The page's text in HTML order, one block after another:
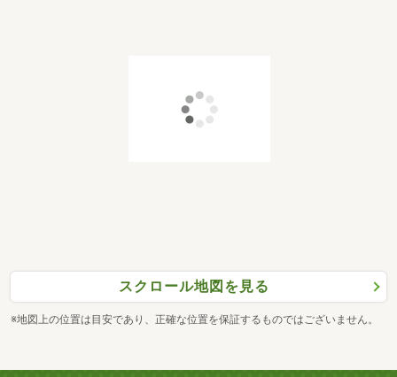
スクロール地図を見る
※地図上の位置は目安であり、正確な位置を保証するものではございません。